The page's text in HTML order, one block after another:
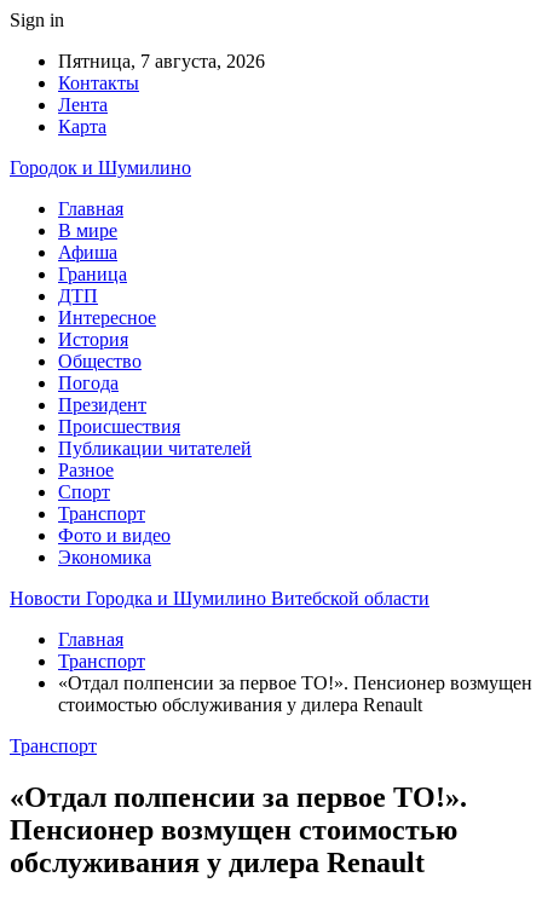
Sign in
Пятница, 7 августа, 2026
Контакты
Лента
Карта
Городок и Шумилино
Главная
В мире
Афиша
Граница
ДТП
Интересное
История
Общество
Погода
Президент
Происшествия
Публикации читателей
Разное
Спорт
Транспорт
Фото и видео
Экономика
Новости Городка и Шумилино Витебской области
Главная
Транспорт
«Отдал полпенсии за первое ТО!». Пенсионер возмущен
стоимостью обслуживания у дилера Renault
Транспорт
«Отдал полпенсии за первое ТО!».
Пенсионер возмущен стоимостью
обслуживания у дилера Renault